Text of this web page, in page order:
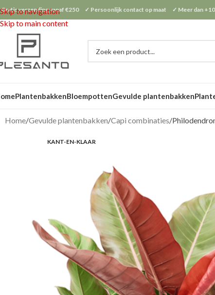
Skip to navigation
Skip to main content
verzending vanaf €250 ✓ Persoonlijk contact op maat ✓ Meer dan
PlantenbakkenBloempottenGevulde plantenbakken
Home Gevulde plantenbakken Capi combinaties
KANT-EN-KLAAR